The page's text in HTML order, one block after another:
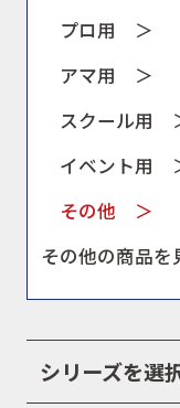
取扱店舗
WEBショップ
ニュース
イベント
プロ用 ＞
アマ用 ＞
スクール用
イベント用
その他 ＞
その他の商品
シリーズを選